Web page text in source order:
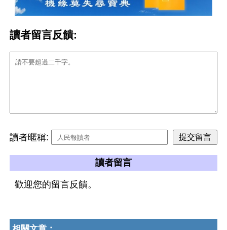
讀者留言反饋:
讀者暱稱:
讀者留言
歡迎您的留言反饋。